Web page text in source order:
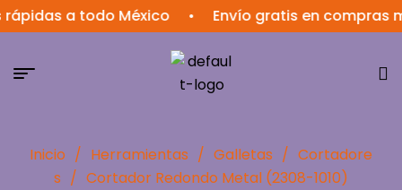
a todo México • Envío gratis en compras
Inicio / Herramientas / Galletas / Cortadore
s / Cortador Redondo Metal (2308-1010)